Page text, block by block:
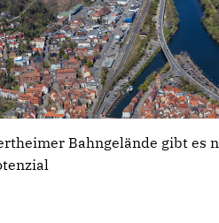
Bahngelände gibt es